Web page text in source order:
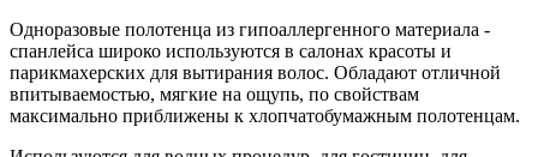
Одноразовые полотенца из гипоаллергенного материала -
спанлейса широко используются в салонах красоты и
парикмахерских для вытирания волос. Обладают отличной
впитываемостью, мягкие на ощупь, по свойствам
максимально приближены к хлопчатобумажным полотенцам.